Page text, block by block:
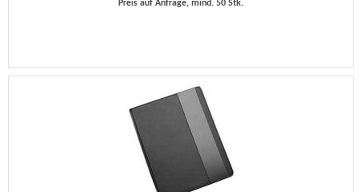
Preis auf Anfrage, mind. 50 Stk.